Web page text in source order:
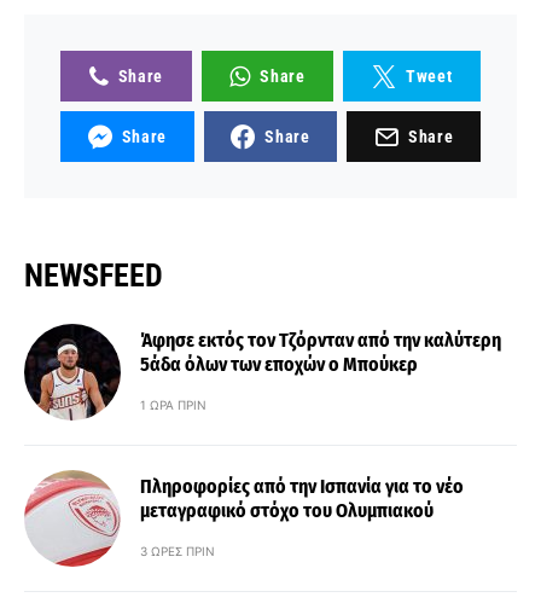
Share Share Tweet
Share Share Share
NEWSFEED
Άφησε εκτός τον Τζόρνταν από την καλύτερη
5άδα όλων των εποχών ο Μπούκερ
1 ΏΡΑ ΠΡΙΝ
Πληροφορίες από την Ισπανία για το νέο
μεταγραφικό στόχο του Ολυμπιακού
3 ΏΡΕΣ ΠΡΙΝ